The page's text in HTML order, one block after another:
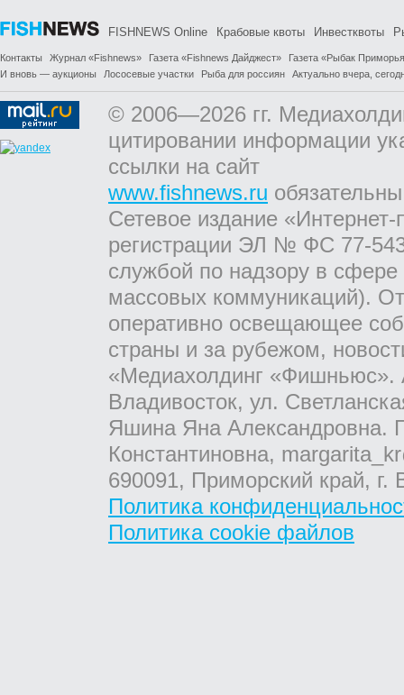
FISHNEWS Online Крабовые квоты Инвестквоты
Контакты Журнал «Fishnews» Газета «Fishnews Дайджест»
Газета «Рыбак
И вновь — аукционы
Лососевые участки Рыба для россиян Актуально вчера,
© 2006—2026 гг.
цитировании информации
ссылки на сайт
www.fishnews.ru
Сетевое издание
регистрации ЭЛ № ФС 77-
службой по надзору в
массовых коммуникаций).
оперативно освещающее
страны и за рубежом,
«Медиахолдинг «Фишньюс».
Владивосток, ул.
Яшина Яна Александровна.
Константиновна,
690091, Приморский край,
Политика
Политика cookie файлов